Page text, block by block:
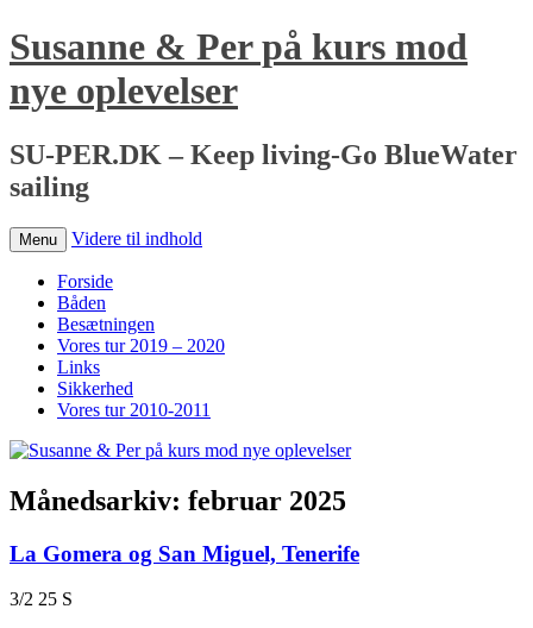
Susanne & Per på kurs mod
nye oplevelser
SU-PER.DK – Keep living-Go BlueWater
sailing
Menu Videre til indhold
Forside
Båden
Besætningen
Vores tur 2019 – 2020
Links
Sikkerhed
Vores tur 2010-2011
Månedsarkiv: februar 2025
La Gomera og San Miguel, Tenerife
3/2 25 S